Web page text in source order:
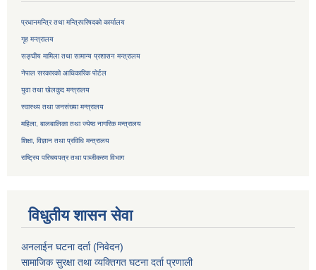
प्रधानमन्त्रि तथा मन्त्रिपरिषदको कार्यालय
गृह मन्त्रालय
सङ्घीय मामिला तथा सामान्य प्रशासन मन्त्रालय
नेपाल सरकारको आधिकारिक पोर्टल
युवा तथा खेलकुद मन्त्रालय
स्वास्थ्य तथा जनसंख्या मन्त्रालय
महिला, बालबालिका तथा ज्येष्ठ नागरिक मन्त्रालय
शिक्षा, विज्ञान तथा प्रविधि मन्त्रालय
राष्ट्रिय परिचयपत्र तथापञ्जीकरण विभाग
विधुतीय शासन सेवा
अनलाईन घटना दर्ता (निवेदन)
सामाजिक सुरक्षा तथा व्यक्तिगत घटना दर्ताप्रणाली